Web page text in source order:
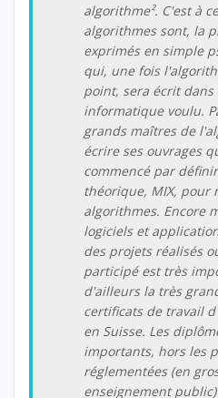
algorithme². C'est à
algorithmes sont, la
exprimés en simple
qui, une fois
point, sera écrit dans
informatique voulu.
grands maîtres de
écrire ses ouvrages
commencé par
théorique, MIX, pour
algorithmes. Encore
logiciels et
des projets réalisés
participé est très
d'ailleurs la très
certificats de travail
en Suisse. Les
importants, hors les
réglementées (en
enseignement